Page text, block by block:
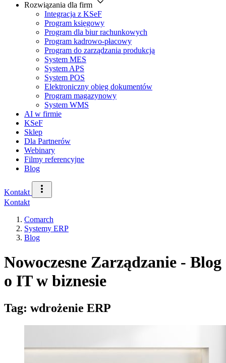
Rozwiązania dla firm
Integracja z KSeF
Program księgowy
Program dla biur rachunkowych
Program kadrowo-płacowy
Program do zarządzania produkcją
System MES
System APS
System POS
Elektroniczny obieg dokumentów
Program magazynowy
System WMS
AI w firmie
KSeF
Sklep
Dla Partnerów
Webinary
Filmy referencyjne
Blog
Kontakt
Kontakt
Comarch
Systemy ERP
Blog
Nowoczesne Zarządzanie - Blog
o IT w biznesie
Tag: wdrożenie ERP